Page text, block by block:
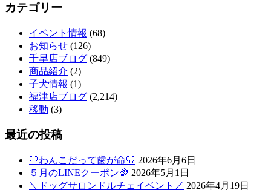
カテゴリー
イベント情報 (68)
お知らせ (126)
千早店ブログ (849)
商品紹介 (2)
子犬情報 (1)
福津店ブログ (2,214)
移動 (3)
最近の投稿
🦷わんこだって歯が命🦷 2026年6月6日
５月のLINEクーポン🌈 2026年5月1日
＼ドッグサロンドルチェイベント／ 2026年4月19日